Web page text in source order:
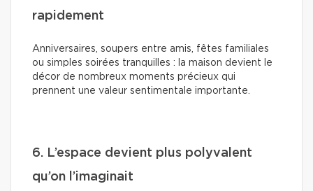
rapidement
Anniversaires, soupers entre amis, fêtes familiales
ou simples soirées tranquilles : la maison devient le
décor de nombreux moments précieux qui
prennent une valeur sentimentale importante.
6. L’espace devient plus polyvalent
qu’on l’imaginait